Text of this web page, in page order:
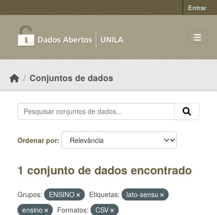
Entrar
Conjuntos de dados
Ordenar por
1 conjunto de dados encontrado
Grupos: ENSINO Etiquetas:
lato-sensu
ensino
Formatos:
CSV